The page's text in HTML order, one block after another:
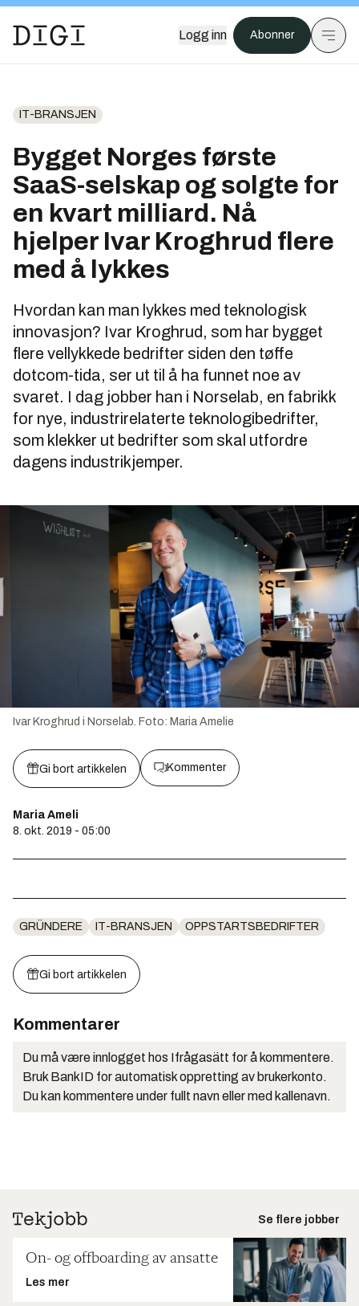
Logg inn Abonner
IT-BRANSJEN
Bygget Norges første
SaaS-selskap og solgte for
en kvart milliard. Nå
hjelper Ivar Kroghrud flere
med å lykkes
Hvordan kan man lykkes med teknologisk
innovasjon? Ivar Kroghrud, som har bygget
flere vellykkede bedrifter siden den tøffe
dotcom-tida, ser ut til å ha funnet noe av
svaret. I dag jobber han i Norselab, en fabrikk
for nye, industrirelaterte teknologibedrifter,
som klekker ut bedrifter som skal utfordre
dagens industrikjemper.
Ivar Kroghrud i Norselab. Foto: Maria Amelie
Gi bort artikkelen Kommenter
Maria Ameli
8. okt. 2019 - 05:00
GRÜNDERE IT-BRANSJEN OPPSTARTSBEDRIFTER
Gi bort artikkelen
Kommentarer
Du må være innlogget hos Ifrågasätt for å kommentere.
Bruk BankID for automatisk oppretting av brukerkonto.
Du kan kommentere under fullt navn eller med kallenavn.
Se flere jobber
On- og offboarding av ansatte
Les mer